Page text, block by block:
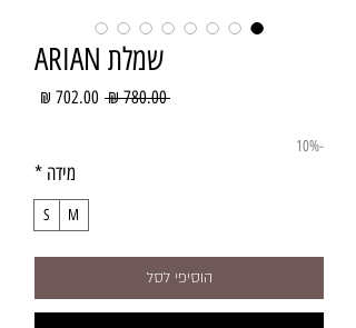
שמלת ARIAN
‏780.00 ‏₪
מחיר
-10%
מידה *
M
S
הוסיפי לסל